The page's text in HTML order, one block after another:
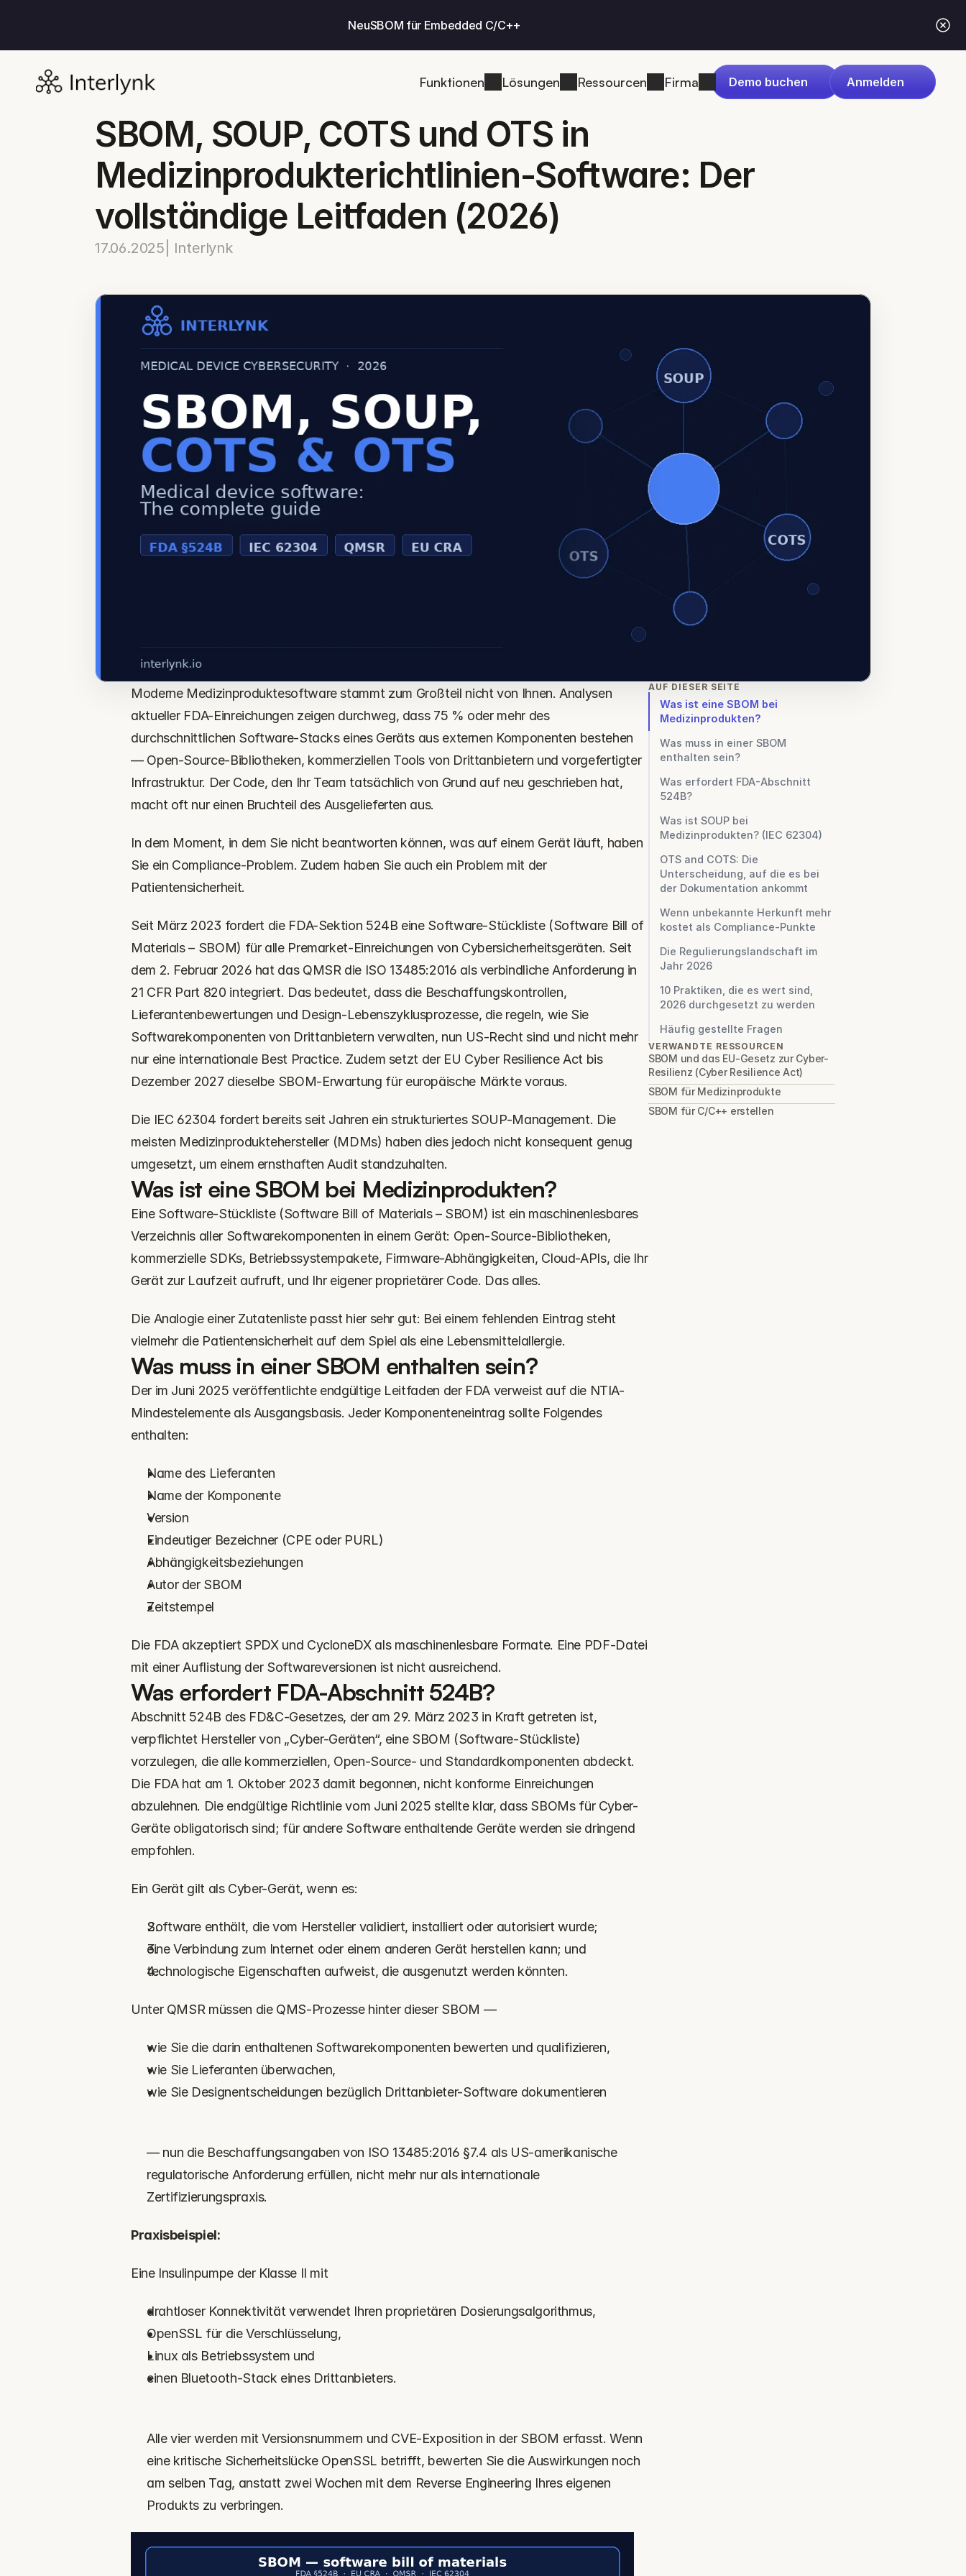
NeuSBOM für Embedded C/C++
Funktionen Lösungen Ressourcen Firma Demo buchen Anmelden
SBOM, SOUP, COTS und OTS in
Medizinprodukterichtlinien-Software: Der
vollständige Leitfaden (2026)
17.06.2025 | Interlynk
Moderne Medizinproduktesoftware stammt zum Großteil nicht von Ihnen. Analysen
aktueller FDA-Einreichungen zeigen durchweg, dass 75 % oder mehr des
durchschnittlichen Software-Stacks eines Geräts aus externen Komponenten bestehen
— Open-Source-Bibliotheken, kommerziellen Tools von Drittanbietern und vorgefertigter
Infrastruktur. Der Code, den Ihr Team tatsächlich von Grund auf neu geschrieben hat,
macht oft nur einen Bruchteil des Ausgelieferten aus.
In dem Moment, in dem Sie nicht beantworten können, was auf einem Gerät läuft, haben
Sie ein Compliance-Problem. Zudem haben Sie auch ein Problem mit der
Patientensicherheit.
Seit März 2023 fordert die FDA-Sektion 524B eine Software-Stückliste (Software Bill of
Materials – SBOM) für alle Premarket-Einreichungen von Cybersicherheitsgeräten. Seit
dem 2. Februar 2026 hat das QMSR die ISO 13485:2016 als verbindliche Anforderung in
21 CFR Part 820 integriert. Das bedeutet, dass die Beschaffungskontrollen,
Lieferantenbewertungen und Design-Lebenszyklusprozesse, die regeln, wie Sie
Softwarekomponenten von Drittanbietern verwalten, nun US-Recht sind und nicht mehr
nur eine internationale Best Practice. Zudem setzt der EU Cyber Resilience Act bis
Dezember 2027 dieselbe SBOM-Erwartung für europäische Märkte voraus.
Die IEC 62304 fordert bereits seit Jahren ein strukturiertes SOUP-Management. Die
meisten Medizinproduktehersteller (MDMs) haben dies jedoch nicht konsequent genug
umgesetzt, um einem ernsthaften Audit standzuhalten.
Was ist eine SBOM bei Medizinprodukten?
Eine Software-Stückliste (Software Bill of Materials – SBOM) ist ein maschinenlesbares
Verzeichnis aller Softwarekomponenten in einem Gerät: Open-Source-Bibliotheken,
kommerzielle SDKs, Betriebssystempakete, Firmware-Abhängigkeiten, Cloud-APIs, die Ihr
Gerät zur Laufzeit aufruft, und Ihr eigener proprietärer Code. Das alles.
Die Analogie einer Zutatenliste passt hier sehr gut: Bei einem fehlenden Eintrag steht
vielmehr die Patientensicherheit auf dem Spiel als eine Lebensmittelallergie.
Was muss in einer SBOM enthalten sein?
Der im Juni 2025 veröffentlichte endgültige Leitfaden der FDA verweist auf die NTIA-
Mindestelemente als Ausgangsbasis. Jeder Komponenteneintrag sollte Folgendes
enthalten:
Name des Lieferanten
Name der Komponente
Version
Eindeutiger Bezeichner (CPE oder PURL)
Abhängigkeitsbeziehungen
Autor der SBOM
Zeitstempel
Die FDA akzeptiert SPDX und CycloneDX als maschinenlesbare Formate. Eine PDF-Datei
mit einer Auflistung der Softwareversionen ist nicht ausreichend.
Was erfordert FDA-Abschnitt 524B?
Abschnitt 524B des FD&C-Gesetzes, der am 29. März 2023 in Kraft getreten ist,
verpflichtet Hersteller von „Cyber-Geräten“, eine SBOM (Software-Stückliste)
vorzulegen, die alle kommerziellen, Open-Source- und Standardkomponenten abdeckt.
Die FDA hat am 1. Oktober 2023 damit begonnen, nicht konforme Einreichungen
abzulehnen. Die endgültige Richtlinie vom Juni 2025 stellte klar, dass SBOMs für Cyber-
Geräte obligatorisch sind; für andere Software enthaltende Geräte werden sie dringend
empfohlen.
Ein Gerät gilt als Cyber-Gerät, wenn es:
Software enthält, die vom Hersteller validiert, installiert oder autorisiert wurde;
eine Verbindung zum Internet oder einem anderen Gerät herstellen kann; und
technologische Eigenschaften aufweist, die ausgenutzt werden könnten.
Unter QMSR müssen die QMS-Prozesse hinter dieser SBOM —
wie Sie die darin enthaltenen Softwarekomponenten bewerten und qualifizieren,
wie Sie Lieferanten überwachen,
wie Sie Designentscheidungen bezüglich Drittanbieter-Software dokumentieren
— nun die Beschaffungsangaben von ISO 13485:2016 §7.4 als US-amerikanische
regulatorische Anforderung erfüllen, nicht mehr nur als internationale
Zertifizierungspraxis.
Praxisbeispiel:
Eine Insulinpumpe der Klasse II mit
drahtloser Konnektivität verwendet Ihren proprietären Dosierungsalgorithmus,
OpenSSL für die Verschlüsselung,
Linux als Betriebssystem und
einen Bluetooth-Stack eines Drittanbieters.
Alle vier werden mit Versionsnummern und CVE-Exposition in der SBOM erfasst. Wenn
eine kritische Sicherheitslücke OpenSSL betrifft, bewerten Sie die Auswirkungen noch
am selben Tag, anstatt zwei Wochen mit dem Reverse Engineering Ihres eigenen
Produkts zu verbringen.
AUF DIESER SEITE
Was ist eine SBOM bei
Medizinprodukten?
Was muss in einer SBOM
enthalten sein?
Was erfordert FDA-Abschnitt
524B?
Was ist SOUP bei
Medizinprodukten? (IEC 62304)
OTS and COTS: Die
Unterscheidung, auf die es bei
der Dokumentation ankommt
Wenn unbekannte Herkunft mehr
kostet als Compliance-Punkte
Die Regulierungslandschaft im
Jahr 2026
10 Praktiken, die es wert sind,
2026 durchgesetzt zu werden
Häufig gestellte Fragen
VERWANDTE RESSOURCEN
SBOM und das EU-Gesetz zur Cyber-
Resilienz (Cyber Resilience Act)
SBOM für Medizinprodukte
SBOM für C/C++ erstellen